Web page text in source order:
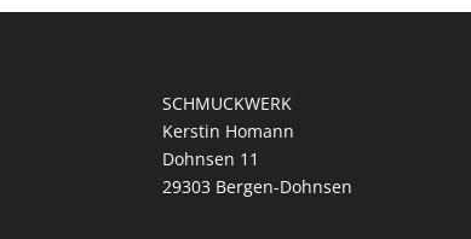
SCHMUCKWERK
Kerstin Homann
Dohnsen 11
29303 Bergen-Dohnsen